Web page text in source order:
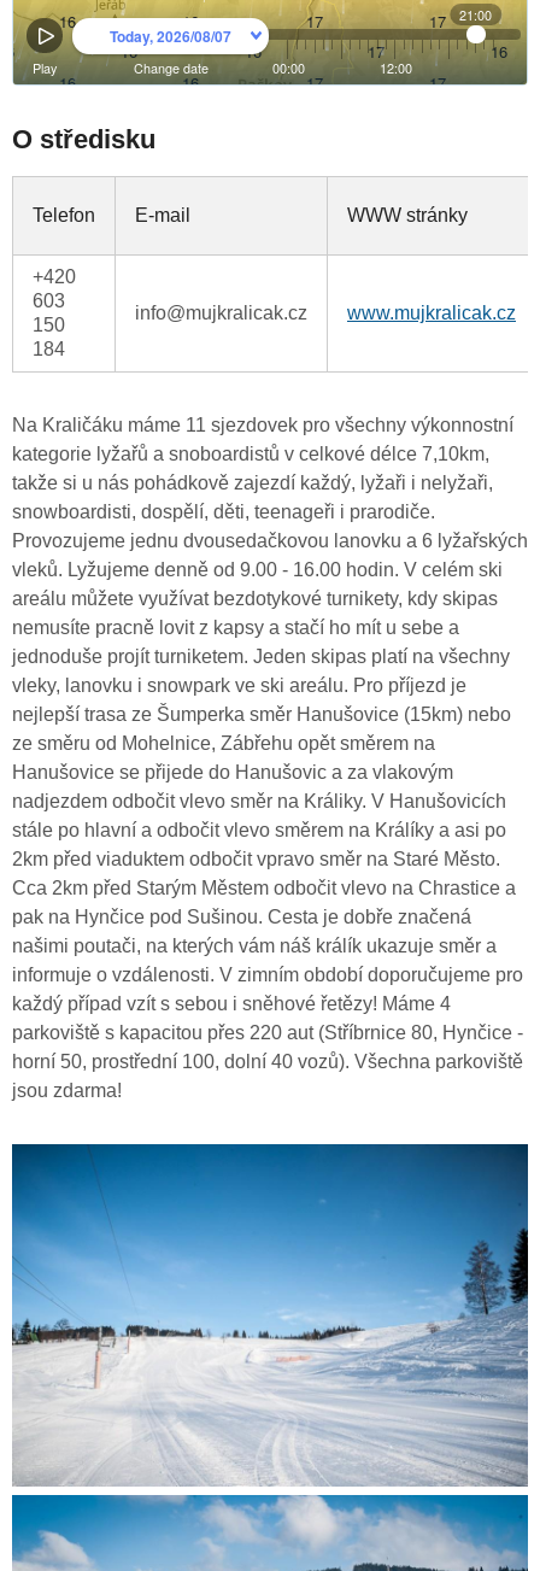
O středisku
Telefon E-mail WWW stránky
+420
603
150
184
info@mujkralicak.cz www.mujkralicak.cz
Na Kraličáku máme 11 sjezdovek pro všechny výkonnostní
kategorie lyžařů a snoboardistů v celkové délce 7,10km,
takže si u nás pohádkově zajezdí každý, lyžaři i nelyžaři,
snowboardisti, dospělí, děti, teenageři i prarodiče.
Provozujeme jednu dvousedačkovou lanovku a 6 lyžařských
vleků. Lyžujeme denně od 9.00 - 16.00 hodin. V celém ski
areálu můžete využívat bezdotykové turnikety, kdy skipas
nemusíte pracně lovit z kapsy a stačí ho mít u sebe a
jednoduše projít turniketem. Jeden skipas platí na všechny
vleky, lanovku i snowpark ve ski areálu. Pro příjezd je
nejlepší trasa ze Šumperka směr Hanušovice (15km) nebo
ze směru od Mohelnice, Zábřehu opět směrem na
Hanušovice se přijede do Hanušovic a za vlakovým
nadjezdem odbočit vlevo směr na Králiky. V Hanušovicích
stále po hlavní a odbočit vlevo směrem na Králíky a asi po
2km před viaduktem odbočit vpravo směr na Staré Město.
Cca 2km před Starým Městem odbočit vlevo na Chrastice a
pak na Hynčice pod Sušinou. Cesta je dobře značená
našimi poutači, na kterých vám náš králík ukazuje směr a
informuje o vzdálenosti. V zimním období doporučujeme pro
každý případ vzít s sebou i sněhové řetězy! Máme 4
parkoviště s kapacitou přes 220 aut (Stříbrnice 80, Hynčice -
horní 50, prostřední 100, dolní 40 vozů). Všechna parkoviště
jsou zdarma!